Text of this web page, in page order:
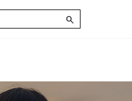
search